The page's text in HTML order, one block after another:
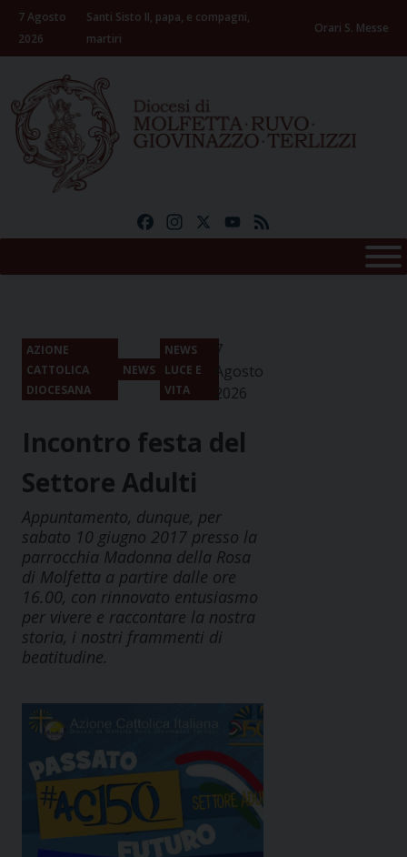
Skip
content
7 Agosto
2026
Santi Sisto II, papa, e compagni,
martiri
Orari S. Messe
FacebookInstagramYouTube
AZIONE
CATTOLICA
DIOCESANA
NEWS
NEWS
LUCE E
VITA
7
Agosto
2026
Incontro festa del
Settore Adulti
Appuntamento, dunque, per
sabato 10 giugno 2017 presso la
parrocchia Madonna della Rosa
di Molfetta a partire dalle ore
16.00, con rinnovato entusiasmo
per vivere e raccontare la nostra
storia, i nostri frammenti di
beatitudine.